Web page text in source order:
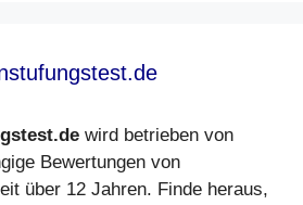
wird betrieben von
Bewertungen von
über 12 Jahren. Finde heraus,